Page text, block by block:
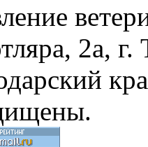
2а,